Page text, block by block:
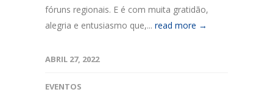
fóruns regionais. E é com muita gratidão,
alegria e entusiasmo que,... read more →
ABRIL 27, 2022
EVENTOS